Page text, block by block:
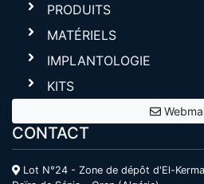
PRODUITS
MATÉRIELS
IMPLANTOLOGIE
KITS
CONTACT
Lot N°24 - Zone de dépôt d'El-